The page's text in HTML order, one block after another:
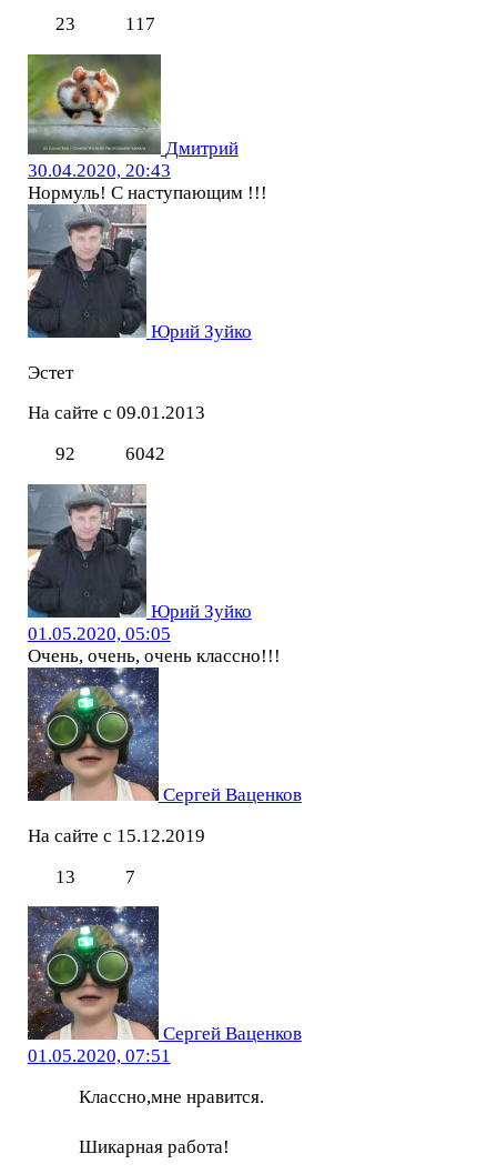
23
117
Дмитрий
30.04.2020, 20:43
Нормуль! С наступающим !!!
Юрий Зуйко
Эстет
На сайте с 09.01.2013
92
6042
Юрий Зуйко
01.05.2020, 05:05
Очень, очень, очень классно!!!
Сергей Ваценков
На сайте с 15.12.2019
13
7
Сергей Ваценков
01.05.2020, 07:51
Классно,мне нравится.
Шикарная работа!